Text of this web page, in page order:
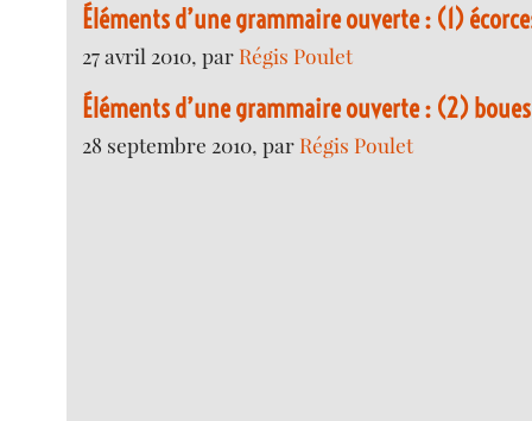
Éléments d’une grammaire ouverte : (1)
27 avril 2010, par Régis Poulet
Éléments d’une grammaire ouverte : (2) boues
28 septembre 2010, par Régis Poulet